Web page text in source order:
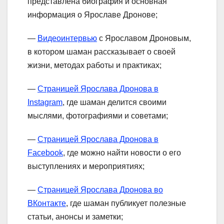
информация о Ярославе Дронове;
— Видеоинтервью с Ярославом Дроновым,
в котором шаман рассказывает о своей
жизни, методах работы и практиках;
— Страницей Ярослава Дронова в
Instagram, где шаман делится своими
мыслями, фотографиями и советами;
— Страницей Ярослава Дронова в
Facebook, где можно найти новости о его
выступлениях и мероприятиях;
— Страницей Ярослава Дронова во
ВКонтакте, где шаман публикует полезные
статьи, анонсы и заметки;